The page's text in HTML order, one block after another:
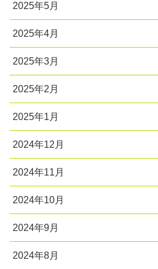
2025年5月
2025年4月
2025年3月
2025年2月
2025年1月
2024年12月
2024年11月
2024年10月
2024年9月
2024年8月